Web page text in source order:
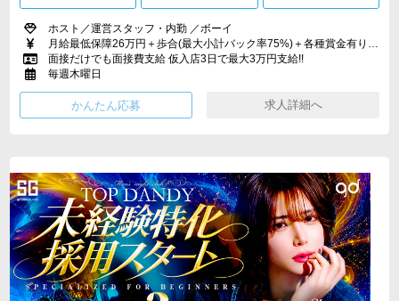
ホスト／運営スタッフ・内勤 ／ボーイ
月給最低保障26万円＋歩合(最大小計バック率75%)＋各種賞金有り 運営スタッフ(内勤)、黒服 ※経験者のみ 35万円以上可
面接だけでも面接費支給 仮入店3日で最大3万円支給!!
毎週木曜日
求人詳細へ